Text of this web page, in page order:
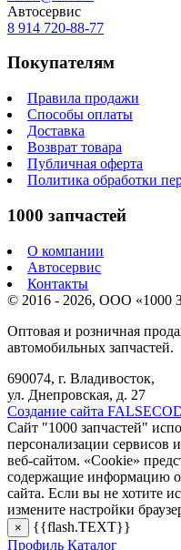
Автосервис
8 914 720-88-77
Покупателям
Правила продажи
Способы оплаты
Доставка
Возврат товара
Публичная оферта
Политика обработки
1000 запчастей
О компании
Автосервис
Контакты
© 2016 - 2026, ООО
Оптовая и розничная
автомобильных запчастей.
690074, г. Владивосток,
ул. Днепровская, д. 27
Создание сайта
Сайт "1000 запчастей"
персонализации сервисов
веб-сайтом. «Cookie»
содержащие информацию
сайта. Если вы не хотите
измените настройки
×
{{flash.TEXT}}
Профиль Каталог